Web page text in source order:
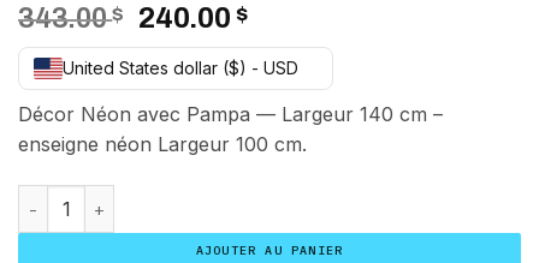
343.00$
Le
prix
initial
était :
343.00 $.
240.00 $Le
prix
actuel
est :
240.00 $.
United States dollar ($) - USD
Décor Néon avec Pampa — Largeur 140 cm –
enseigne néon Largeur 100 cm.
quantité de Décor Néon avec Pampa
AJOUTER AU PANIER